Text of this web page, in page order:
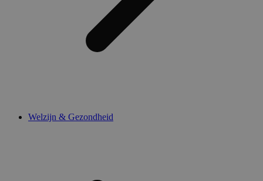
Welzijn & Gezondheid